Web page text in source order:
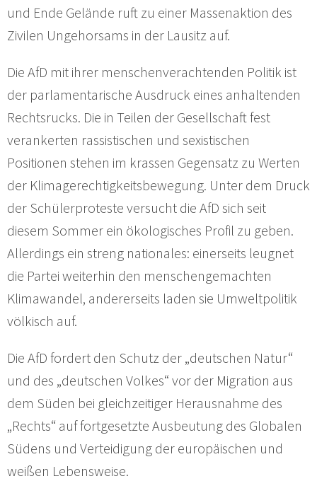
und Ende Gelände ruft zu einer Massenaktion des
Zivilen Ungehorsams in der Lausitz auf.
Die AfD mit ihrer menschenverachtenden Politik ist
der parlamentarische Ausdruck eines anhaltenden
Rechtsrucks. Die in Teilen der Gesellschaft fest
verankerten rassistischen und sexistischen
Positionen stehen im krassen Gegensatz zu Werten
der Klimagerechtigkeitsbewegung. Unter dem Druck
der Schülerproteste versucht die AfD sich seit
diesem Sommer ein ökologisches Profil zu geben.
Allerdings ein streng nationales: einerseits leugnet
die Partei weiterhin den menschengemachten
Klimawandel, andererseits laden sie Umweltpolitik
völkisch auf.
Die AfD fordert den Schutz der „deutschen Natur“
und des „deutschen Volkes“ vor der Migration aus
dem Süden bei gleichzeitiger Herausnahme des
„Rechts“ auf fortgesetzte Ausbeutung des Globalen
Südens und Verteidigung der europäischen und
weißen Lebensweise.